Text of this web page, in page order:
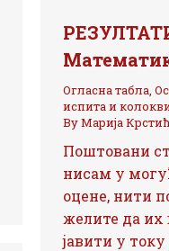
Огласна табла,
испита и
ByМарија Крстић
Поштовани
нисам у
оцене, нити
желите да
јавити у току